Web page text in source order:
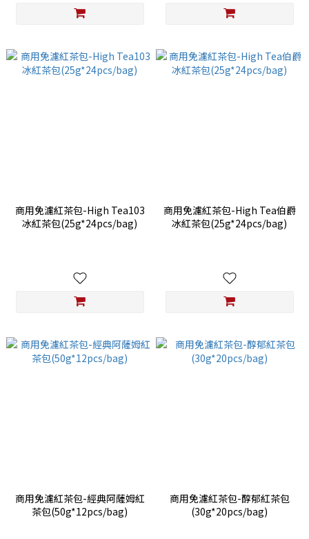
商用免濾紅茶包-High Tea103
冰紅茶包(25g*24pcs/bag)
商用免濾紅茶包-High Tea伯爵
冰紅茶包(25g*24pcs/bag)
商用免濾紅茶包-經典阿薩姆紅
茶包(50g*12pcs/bag)
商用免濾紅茶包-醇郁紅茶包
(30g*20pcs/bag)